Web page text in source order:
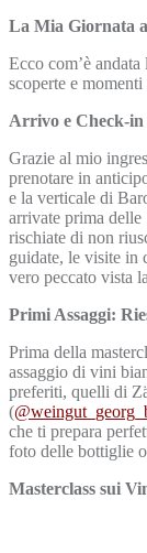
La Mia Giornata
Ecco com’è
scoperte e
Arrivo e Check-in
Grazie al mio
prenotare in
e la verticale di
arrivate prima
rischiate di non
guidate, le visite in
vero peccato vista
Primi Assaggi:
Prima della
assaggio di vini
preferiti, quelli di
(
che ti prepara
foto delle bottiglie
Masterclass sui